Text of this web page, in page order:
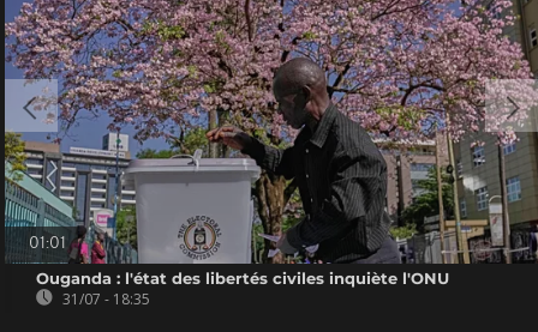
01:01
Ouganda : l'état des libertés civiles inquiète l'ONU
31/07 - 18:35